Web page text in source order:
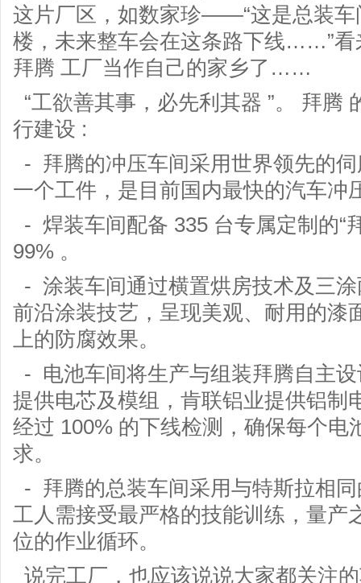
这片厂区，如数家珍——“这是总装车
楼，未来整车会在这条路下线……”看
拜腾 工厂当作自己的家乡了……
“工欲善其事，必先利其器 ”。 拜腾
行建设 :
- 拜腾的冲压车间采用世界领先的
一个工件，是目前国内最快的汽车冲
- 焊装车间配备 335 台专属定制的“
99% 。
- 涂装车间通过横置烘房技术及三
前沿涂装技艺，呈现美观、耐用的漆
上的防腐效果。
- 电池车间将生产与组装拜腾自主
提供电芯及模组，肯联铝业提供铝制
经过 100% 的下线检测，确保每个电
求。
- 拜腾的总装车间采用与特斯拉相
工人需接受最严格的技能训练，量产
位的作业循环。
说完工厂，也应该说说大家都关注